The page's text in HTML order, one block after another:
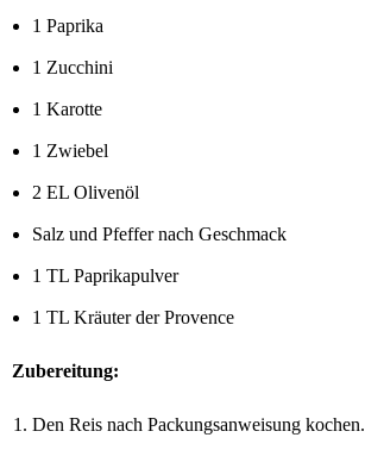
1 Paprika
1 Zucchini
1 Karotte
1 Zwiebel
2 EL Olivenöl
Salz und Pfeffer nach Geschmack
1 TL Paprikapulver
1 TL Kräuter der Provence
Zubereitung:
Den Reis nach Packungsanweisung kochen.